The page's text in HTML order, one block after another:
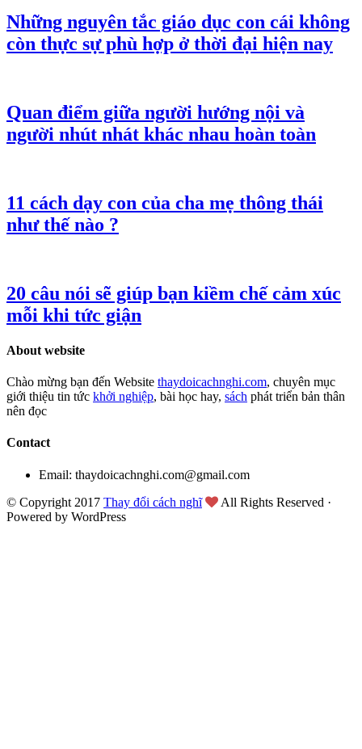
Những nguyên tắc giáo dục con cái không
còn thực sự phù hợp ở thời đại hiện nay
Quan điểm giữa người hướng nội và
người nhút nhát khác nhau hoàn toàn
11 cách dạy con của cha mẹ thông thái
như thế nào ?
20 câu nói sẽ giúp bạn kiềm chế cảm xúc
mỗi khi tức giận
About website
Chào mừng bạn đến Website thaydoicachnghi.com, chuyên mục
giới thiệu tin tức khởi nghiệp, bài học hay, sách phát triển bản thân
nên đọc
Contact
Email: thaydoicachnghi.com@gmail.com
© Copyright 2017 Thay đổi cách nghĩ
All Rights Reserved ·
Powered by WordPress